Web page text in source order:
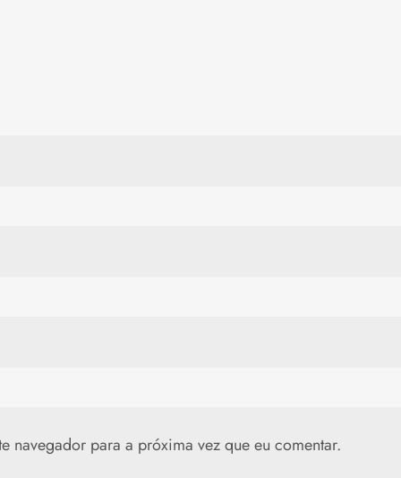
navegador para a próxima vez que eu comentar.